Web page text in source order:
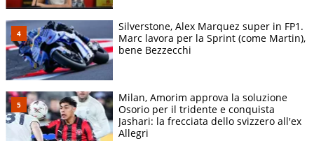
Silverstone, Alex Marquez super in FP1.
Marc lavora per la Sprint (come Martin),
bene Bezzecchi
Milan, Amorim approva la soluzione
Osorio per il tridente e conquista
Jashari: la frecciata dello svizzero all'ex
Allegri